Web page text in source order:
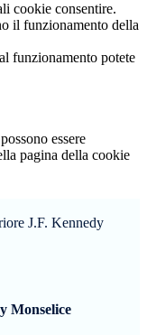
cookie consentire.
il funzionamento della
funzionamento potete
essere
pagina della cookie
J.F. Kennedy
Monselice